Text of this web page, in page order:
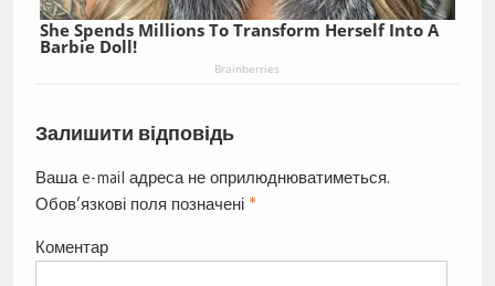
She Spends Millions To Transform Herself Into A
Barbie Doll!
Brainberries
Залишити відповідь
Ваша e-mail адреса не оприлюднюватиметься.
Обов’язкові поля позначені *
Коментар